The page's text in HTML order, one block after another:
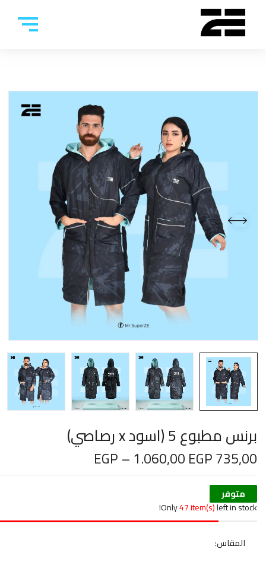
برنس مطبوع 5 (اسود x رصاصي)
735,00
EGP–1.060,00EGP
متوفر
Only47 item(s)left in stock!
المقاس